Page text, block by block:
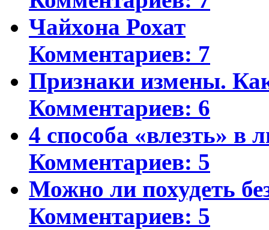
Чайхона Рохат
Комментариев: 7
Признаки измены.
Комментариев: 6
4 способа «влезть» в
Комментариев: 5
Можно ли похудеть
Комментариев: 5